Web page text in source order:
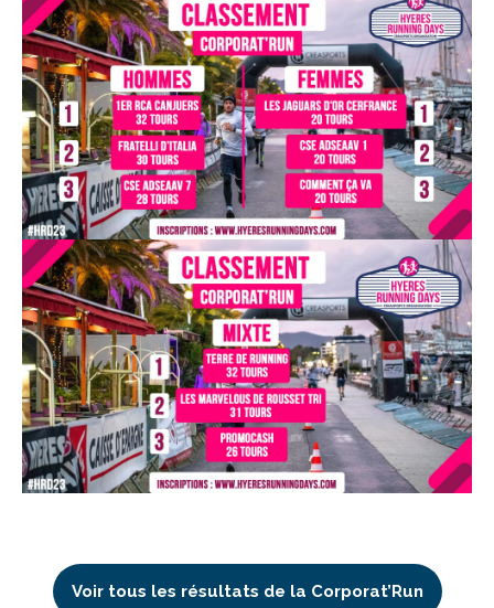
Voir tous les résultats de la Corporat’Run